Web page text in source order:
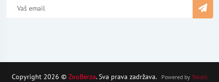
Copyright 2026 © ZooBerza. Sva prava zadržava. Powered by Tekstil